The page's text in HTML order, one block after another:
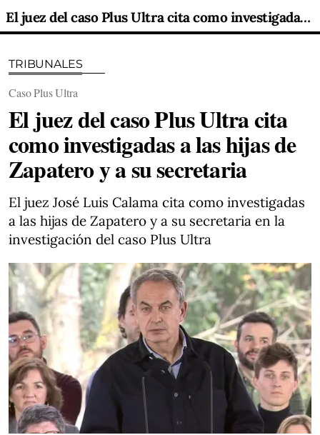
El juez del caso Plus Ultra cita como investigadas a las hijas de Zapatero y a su secretaria
TRIBUNALES
Caso Plus Ultra
El juez del caso Plus Ultra cita
como investigadas a las hijas de
Zapatero y a su secretaria
El juez José Luis Calama cita como investigadas
a las hijas de Zapatero y a su secretaria en la
investigación del caso Plus Ultra